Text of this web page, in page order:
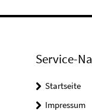
Service-
Startseite
Impressum